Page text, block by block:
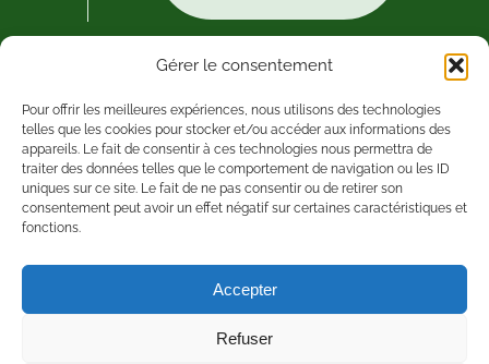
Gérer le consentement
Pour offrir les meilleures expériences, nous utilisons des technologies
telles que les cookies pour stocker et/ou accéder aux informations des
appareils. Le fait de consentir à ces technologies nous permettra de
traiter des données telles que le comportement de navigation ou les ID
uniques sur ce site. Le fait de ne pas consentir ou de retirer son
consentement peut avoir un effet négatif sur certaines caractéristiques et
fonctions.
Accepter
Refuser